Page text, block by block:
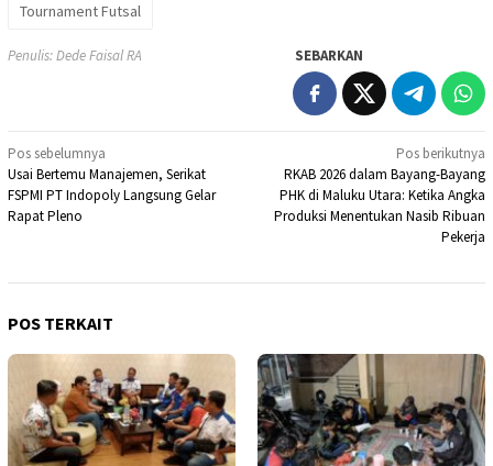
Tournament Futsal
Penulis: Dede Faisal RA SEBARKAN
Navigasi
pos
Pos sebelumnya
Usai Bertemu Manajemen, Serikat
FSPMI PT Indopoly Langsung Gelar
Rapat Pleno
Pos berikutnya
RKAB 2026 dalam Bayang-Bayang
PHK di Maluku Utara: Ketika Angka
Produksi Menentukan Nasib Ribuan
Pekerja
POS TERKAIT